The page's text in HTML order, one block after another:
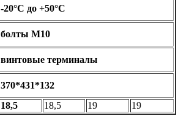
-20°C до +50°C
болты М10
винтовые терминалы
370*431*132
18,5 18,5 19 19